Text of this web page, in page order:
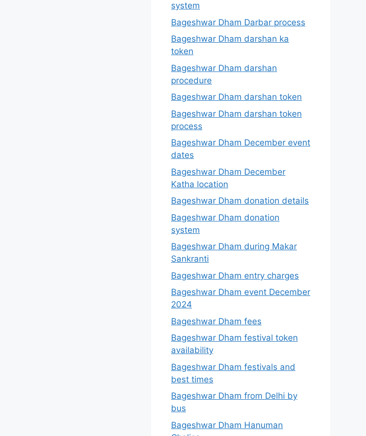
system
Bageshwar Dham Darbar process
Bageshwar Dham darshan ka
token
Bageshwar Dham darshan
procedure
Bageshwar Dham darshan token
Bageshwar Dham darshan token
process
Bageshwar Dham December event
dates
Bageshwar Dham December
Katha location
Bageshwar Dham donation details
Bageshwar Dham donation
system
Bageshwar Dham during Makar
Sankranti
Bageshwar Dham entry charges
Bageshwar Dham event December
2024
Bageshwar Dham fees
Bageshwar Dham festival token
availability
Bageshwar Dham festivals and
best times
Bageshwar Dham from Delhi by
bus
Bageshwar Dham Hanuman